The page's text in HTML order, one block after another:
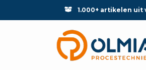
1.000+ artikelen uit